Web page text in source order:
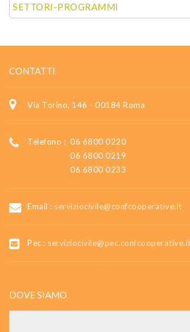
SETTORI-PROGRAMMI
CONTATTI
Via Torino, 146 - 00184 Roma
Telefono : 06 6800 0220
06 6800 0219
06 6800 0233
Email : serviziocivile@confcooperative.it
Pec : serviziocivile@pec.confcooperative.it
DOVE SIAMO